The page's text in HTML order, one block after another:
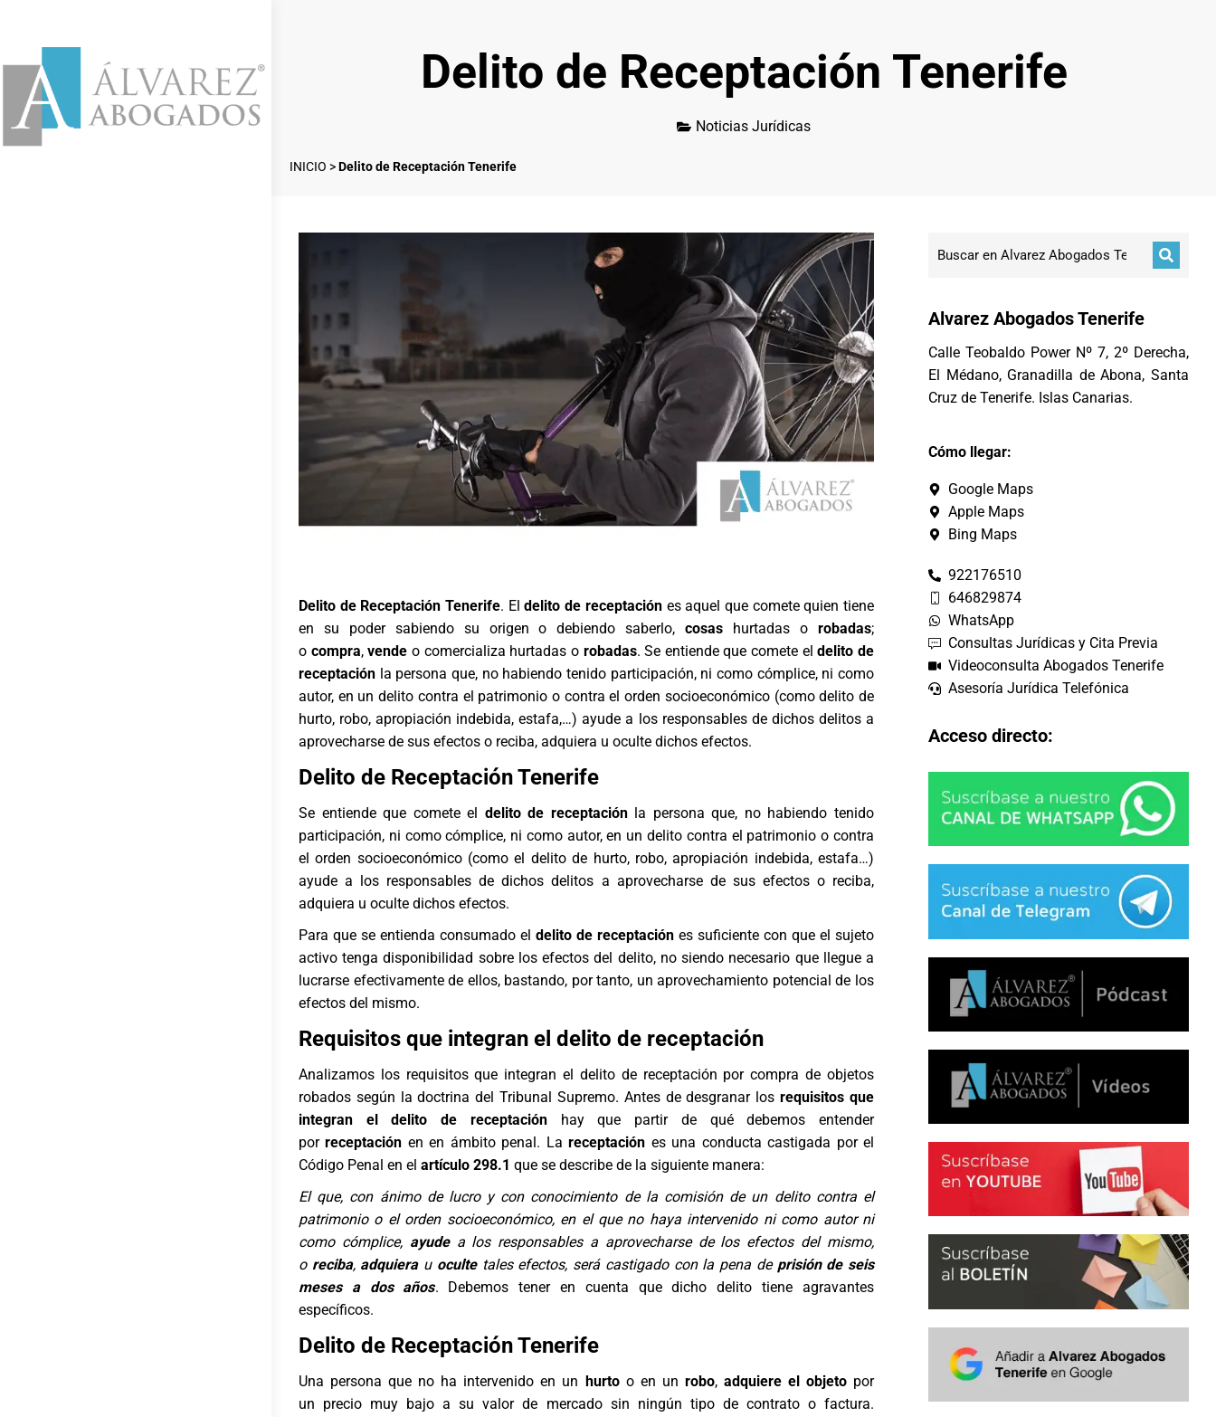
Delito de Receptación Tenerife
Noticias Jurídicas
INICIO >Delito de Receptación Tenerife
Delito de Receptación Tenerife. Eldelito de receptaciónes aquel que comete quien tiene
en su poder sabiendo su origen o debiendo saberlo,cosas hurtadas o robadas;
o compra,vende o comercializa hurtadas o robadas. Se entiende que comete eldelito de
receptación la persona que, no habiendo tenido participación, ni como cómplice, ni como
autor, en un delito contra el patrimonio o contra el orden socioeconómico (como delito de
hurto, robo, apropiación indebida, estafa,…) ayude a los responsables de dichos delitos a
aprovecharse de sus efectos o reciba, adquiera u oculte dichos efectos.
Delito de Receptación Tenerife
Se entiende que comete el delito de receptaciónla persona que, no habiendo tenido
participación, ni como cómplice, ni como autor, en un delito contra el patrimonio o contra
el orden socioeconómico (como el delito de hurto, robo, apropiación indebida, estafa…)
ayude a los responsables de dichos delitos a aprovecharse de sus efectos o reciba,
adquiera u oculte dichos efectos.
Para que se entienda consumado el delito de receptación es suficiente con que el sujeto
activo tenga disponibilidad sobre los efectos del delito, no siendo necesario que llegue a
lucrarse efectivamente de ellos, bastando, por tanto, un aprovechamiento potencial de los
efectos del mismo.
Requisitos que integran el delito de receptación
Analizamos los requisitos que integran el delito de receptación por compra de objetos
robados según la doctrina del Tribunal Supremo. Antes de desgranar losrequisitos que
integran el delito de receptaciónhay que partir de qué debemos entender
porreceptación en en ámbito penal. Lareceptación es una conducta castigada por el
Código Penal en el artículo 298.1 que se describe de la siguiente manera:
El que, con ánimo de lucro y con conocimiento de la comisión de un delito contra el
patrimonio o el orden socioeconómico, en el que no haya intervenido ni como autor ni
como cómplice, ayudea los responsables a aprovecharse de los efectos del mismo,
o reciba, adquierau ocultetales efectos, será castigado con la pena de prisión de seis
meses a dos años. Debemos tener en cuenta que dicho delito tiene agravantes
específicos.
Delito de Receptación Tenerife
Una persona que no ha intervenido en un hurtoo en un robo, adquiere el objetopor
un precio muy bajo a su valor de mercado sin ningún tipo de contrato o factura.
Alvarez Abogados Tenerife
Calle Teobaldo Power Nº 7, 2º Derecha,
El Médano, Granadilla de Abona, Santa
Cruz de Tenerife. Islas Canarias.
Cómo llegar:
Google Maps
Apple Maps
Bing Maps
922176510
646829874
WhatsApp
Consultas Jurídicas y Cita Previa
Videoconsulta Abogados Tenerife
Asesoría Jurídica Telefónica
Acceso directo: